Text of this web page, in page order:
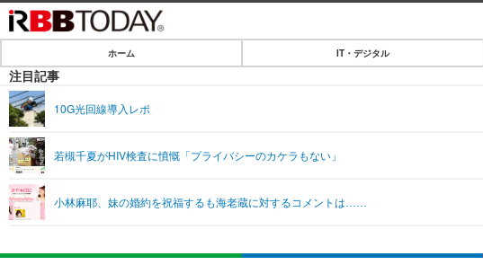
IT・デジタル
ショッピング
SPEED TEST
エンタメ
エンタメTOP
ライフ
ライフTOP
リリース一覧
ホーム IT・デジタル
注目記事
10G光回線導入レポ
若槻千夏がHIV検査に憤慨「プライバシーのカケラもない」
小林麻耶、妹の婚約を祝福するも海老蔵に対するコメントは……